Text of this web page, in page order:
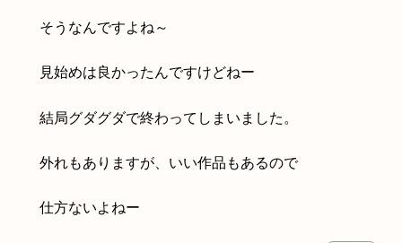
そうなんですよね～
見始めは良かったんですけどねー
結局グダグダで終わってしまいました。
外れもありますが、いい作品もあるので
仕方ないよねー